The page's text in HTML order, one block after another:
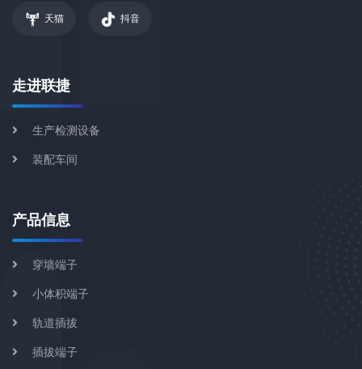
天猫 抖音
走进联捷
生产检测设备
装配车间
产品信息
穿墙端子
小体积端子
轨道插拔
插拔端子